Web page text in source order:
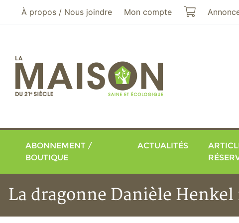
Aller au menu principal
Aller au contenu principal
À propos / Nous joindre Mon compte Mon panier
ABONNEMENT /
BOUTIQUE
ACTUALITÉS
La dragonne Danièle